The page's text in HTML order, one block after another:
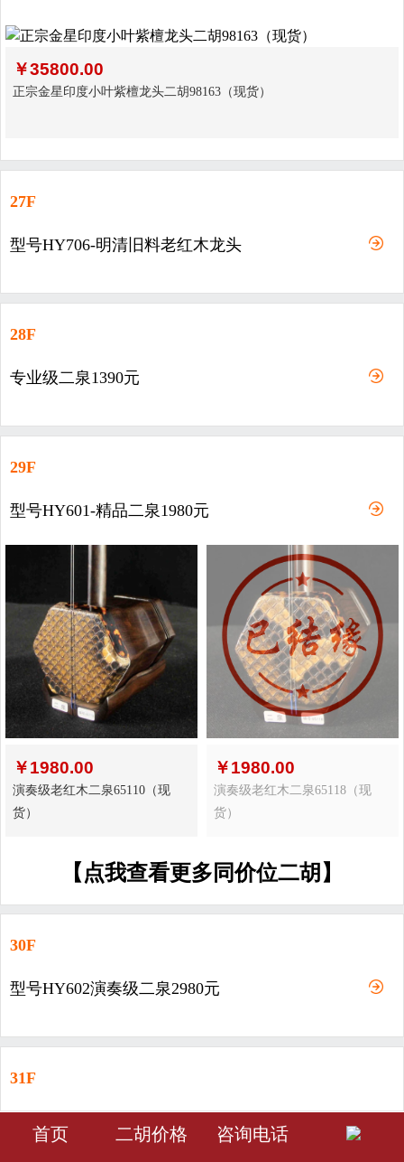
￥35800.00
正宗金星印度小叶紫檀龙头二胡98163（现货）
27F
型号HY706-明清旧料老红木龙头
28F
专业级二泉1390元
29F
型号HY601-精品二泉1980元
￥1980.00
演奏级老红木二泉65110（现
货）
￥1980.00
演奏级老红木二泉65118（现
货）
【点我查看更多同价位二胡】
30F
型号HY602演奏级二泉2980元
31F
型号HY603-演奏级二泉3980元
󰀁 󰀅
首页 二胡价格 咨询电话